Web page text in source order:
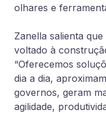
olhares e
Zanella salienta
voltado à
“Oferecemos
dia a dia,
governos, geram
agilidade,